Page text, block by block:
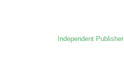
Independent Publisher